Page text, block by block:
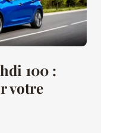
100 :
votre